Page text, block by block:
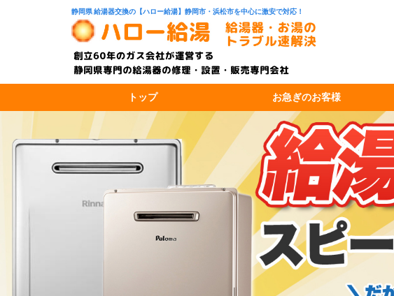
静岡県 給湯器交換の【ハロー給湯】静岡市・浜松市を中心に激安で対応！
トップ お急ぎのお客様